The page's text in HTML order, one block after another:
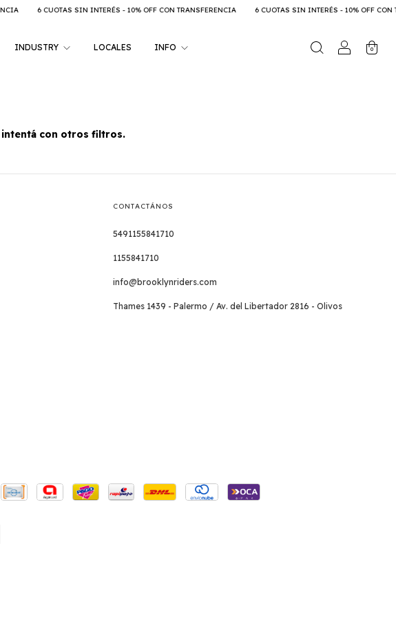
6 CUOTAS SIN INTERÉS - 10% OFF CON TRANSFERENCIA 6 CUOTAS SIN INTERÉS - 10% OFF CON
INDUSTRY LOCALES INFO 0
intentá con otros filtros.
CONTACTÁNOS
5491155841710
1155841710
info@brooklynriders.com
Thames 1439 - Palermo / Av. del Libertador 2816 - Olivos